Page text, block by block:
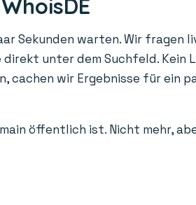
Sekunden warten. Wir fragen
unter dem Suchfeld. Kein
wir Ergebnisse für ein
öffentlich ist. Nicht mehr,